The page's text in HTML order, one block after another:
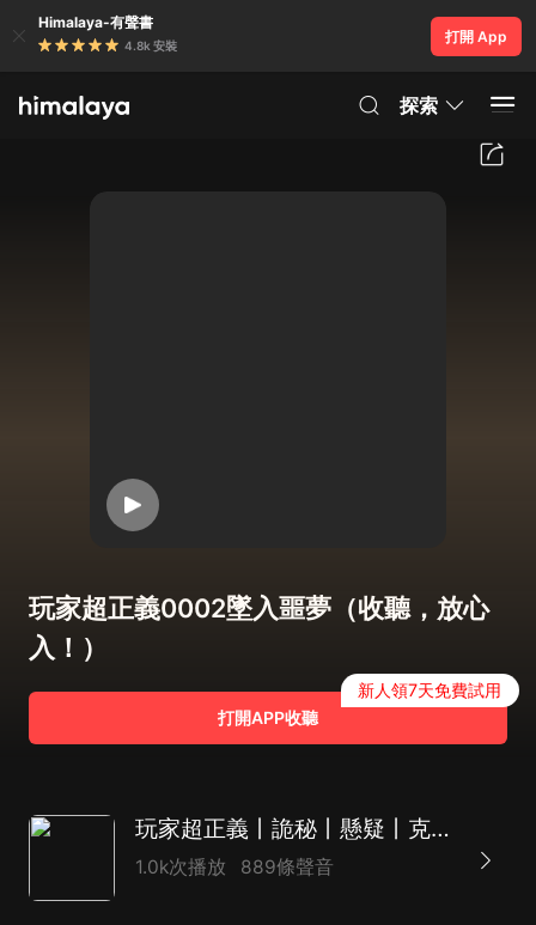
Himalaya-有聲書
4.8k 安裝
打開 App
探索
玩家超正義0002墜入噩夢（收聽，放心
入！）
打開APP收聽
新人領7天免費試用
玩家超正義丨詭秘丨懸疑丨克蘇魯丨多人有聲劇
1.0k次播放 889條聲音